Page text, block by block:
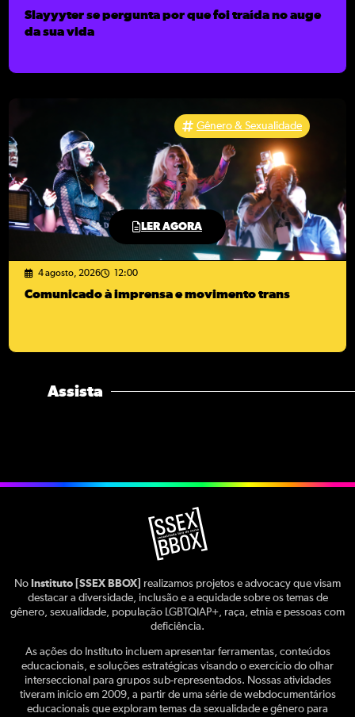
Slayyyter se pergunta por que foi traída no auge
da sua vida
LER AGORA
Gênero & Sexualidade
4 agosto, 2026 12:00
Comunicado à imprensa e movimento trans
Assista
No Instituto [SSEX BBOX]
realizamos projetos e advocacy que visam
destacar a diversidade, inclusão e a equidade sobre os temas de
gênero, sexualidade, população LGBTQIAP+, raça, etnia e pessoas com
deficiência.
As ações do Instituto incluem apresentar ferramentas, conteúdos
educacionais, e soluções estratégicas visando o exercício do olhar
interseccional para grupos sub-representados. Nossas atividades
tiveram início em 2009, a partir de uma série de webdocumentários
educacionais que exploram temas da sexualidade e gênero para